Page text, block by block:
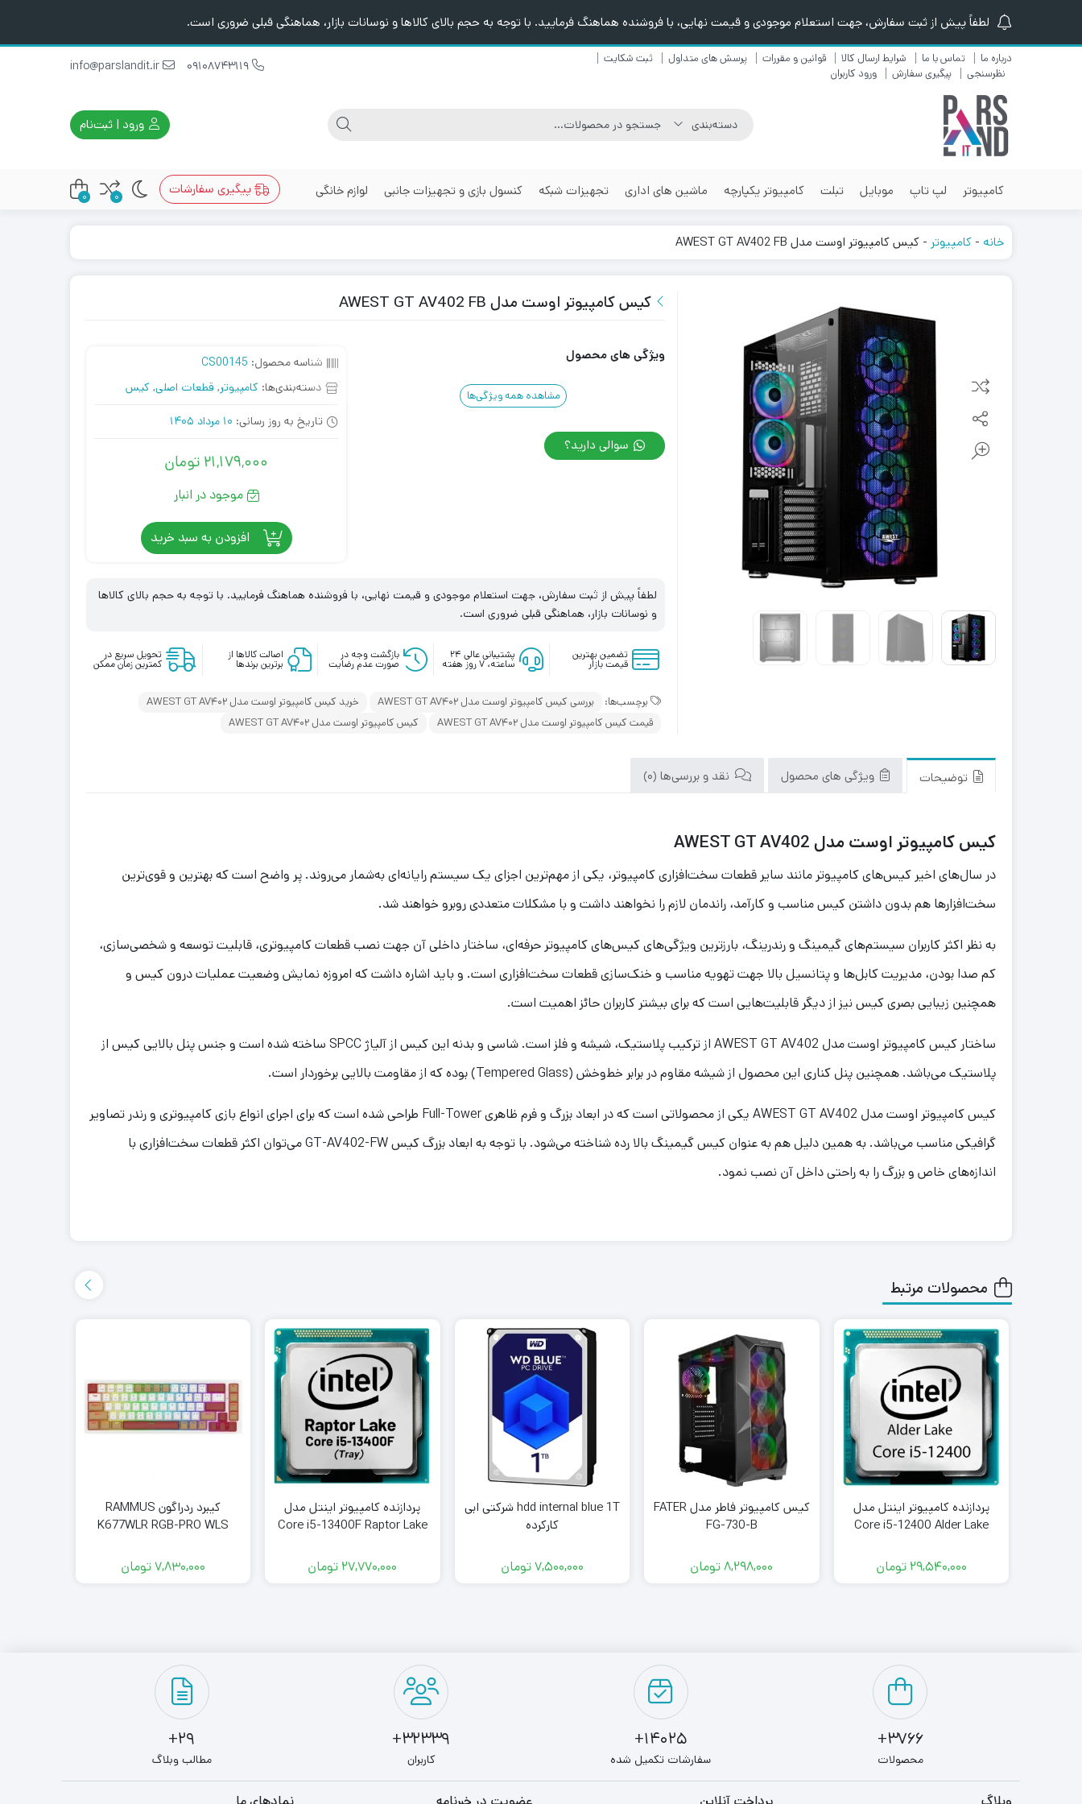
لطفاً پیش از ثبت سفارش، جهت استعلام موجودی و قیمت نهایی، با فروشنده هماهنگ فرمایید. با توجه به حجم بالای کالاها و نوسانات بازار، هماهنگی قبلی ضروری است.
درباره ما تماس با ما شرایط ارسال کالا قوانین و مقررات پرسش های متداول
ثبت شکایت
نظرسنجی
پیگیری سفارش ورود کاربران
ورود | ثبت‌نام
کامپیوتر لپ تاپ موبایل تبلت کامپیوتر یکپارچه ماشین های اداری تجهیزات شبکه کنسول بازی و تجهیزات جانبی لوازم خانگی پیگیری سفارشات 0
0
خانه - کامپیوتر - کیس کامپیوتر اوست مدل AWEST GT AV402 FB
کیس کامپیوتر اوست مدل AWEST GT AV402 FB
ویژگی های محصول
مشاهده همه ویژگی‌ها
سوالی دارید؟
شناسه محصول: CS00145
دسته‌بندی‌ها: کامپیوتر, قطعات اصلی, کیس
تاریخ به روز رسانی: 10 مرداد 1405
21,179,000 تومان
موجود در انبار
افزودن به سبد خرید
لطفاً پیش از ثبت سفارش، جهت استعلام موجودی و قیمت نهایی، با فروشنده هماهنگ فرمایید. با توجه به حجم بالای کالاها
و نوسانات بازار، هماهنگی قبلی ضروری است.
تضمین بهترین
قیمت بازار
پشتیبانی عالی ۲۴
ساعته، ۷ روز هفته
بازگشت وجه در
صورت عدم رضایت
اصالت کالاها از
برترین برندها
تحویل سریع در
کمترین زمان ممکن
برچسب‌ها: بررسی کیس کامپیوتر اوست مدل AWEST GT AV402
خرید کیس کامپیوتر اوست مدل AWEST GT AV402
قیمت کیس کامپیوتر اوست مدل AWEST GT AV402
کیس کامپیوتر اوست مدل AWEST GT AV402
توضیحات ویژگی های محصول نقد و بررسی‌ها (0)
کیس کامپیوتر اوست مدل AWEST GT AV402
در سال‌های اخیر کیس‌های کامپیوتر مانند سایر قطعات سخت‌افزاری کامپیوتر، یکی از مهم‌ترین اجزای یک سیستم رایانه‌ای به‌شمار می‌روند. پر واضح است که بهترین و قوی‌ترین
سخت‌افزارها هم بدون داشتن کیس مناسب و کارآمد، راندمان لازم را نخواهند داشت و با مشکلات متعددی روبرو خواهند شد.
به نظر اکثر کاربران سیستم‌های گیمینگ و رندرینگ، بارزترین ویژگی‌‌های کیس‌های کامپیوتر حرفه‌ای، ساختار داخلی آن جهت نصب قطعات کامپیوتری، قابلیت توسعه و شخصی‌سازی،
کم صدا بودن، مدیریت کابل‌ها و پتانسیل بالا جهت تهویه مناسب و خنک‌سازی قطعات سخت‌افزاری است. و باید اشاره داشت که امروزه نمایش وضعیت عملیات درون کیس و
همچنین زیبایی بصری کیس نیز از دیگر قابلیت‌هایی است که برای بیشتر کاربران حائز اهمیت است.
ساختار کیس کامپیوتر اوست مدل AWEST GT AV402 از ترکیب پلاستیک، شیشه و فلز است. شاسی و بدنه این کیس از آلیاژ SPCC ساخته شده است و جنس پنل بالایی کیس از
پلاستیک می‌باشد. همچنین پنل کناری این محصول از شیشه مقاوم در برابر خط‌‌‌و‌خش (Tempered Glass) بوده که از مقاومت بالایی برخوردار است.
کیس کامپیوتر اوست مدل AWEST GT AV402 یکی از محصولاتی است که در ابعاد بزرگ و فرم ظاهری Full-Tower طراحی شده است که برای اجرای انواع بازی کامپیوتری و رندر تصاویر
گرافیکی مناسب می‌باشد. به همین دلیل هم به عنوان کیس گیمینگ بالا رده شناخته می‌شود. با توجه به ابعاد بزرگ کیس GT-AV402-FW می‌توان اکثر قطعات سخت‌افزاری با
اندازه‌های خاص و بزرگ را به راحتی داخل آن نصب نمود.
محصولات مرتبط
پردازنده کامپیوتر اینتل مدل
Core i5-12400 Alder Lake
29,540,000 تومان
کیس کامپیوتر فاطر مدل FATER
FG-730-B
8,298,000تومان
hdd internal blue 1T شرکتی ابی
کارکرده
7,500,000تومان
پردازنده کامپیوتر اینتل مدل
Core i5-13400F Raptor Lake
27,770,000 تومان
کیبرد ردراگون RAMMUS
K677WLR RGB-PRO WLS
7,830,000تومان
3766+
محصولات
14025+
سفارشات تکمیل شده
32339+
کاربران
29+
مطالب وبلاگ